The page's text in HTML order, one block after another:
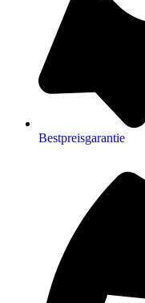
Bestpreisgarantie